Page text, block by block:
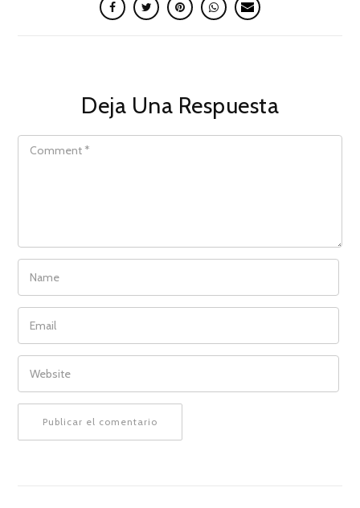
Deja Una Respuesta
COMMENT
NAME
EMAIL
WEBSITE